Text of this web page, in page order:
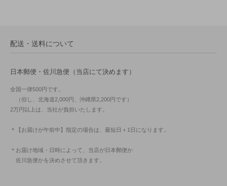
配送・送料について
日本郵便・佐川急便（当店にて決めます）
全国一律500円です。
（但し、北海道2,000円、沖縄県2,200円です）
2万円以上は、当社が負担いたします。
＊【お届けが午前中】指定の場合は、最短日＋1日になります。
＊お届け地域・日時によって、当店が日本郵便か
佐川急便かを決めさせて頂きます。